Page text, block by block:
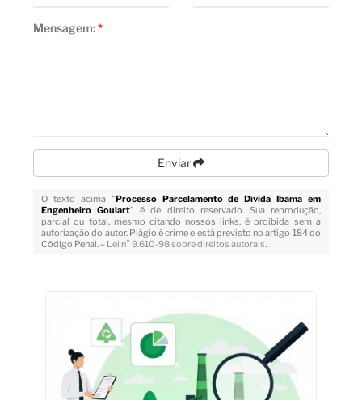
Mensagem:*
Enviar
O texto acima "Processo Parcelamento de Dívida Ibama em
Engenheiro Goulart" é de direito reservado. Sua reprodução,
parcial ou total, mesmo citando nossos links, é proibida sem a
autorização do autor. Plágio é crime e está previsto no artigo 184 do
Código Penal. – Lei n° 9.610-98 sobre direitos autorais.